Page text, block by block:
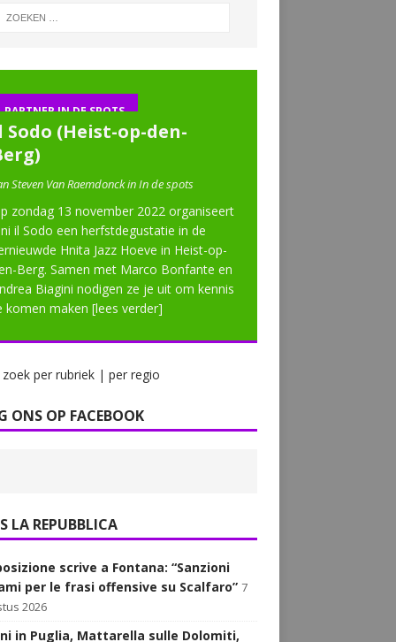
PARTNER IN DE SPOTS
Sodo (Heist-op-den-
Steven Van Raemdonck in In de spots
zondag 13 november 2022 organiseert
il Sodo een herfstdegustatie in de
Hnita Jazz Hoeve in Heist-op-
Berg. Samen met Marco Bonfante en
Biagini nodigen ze je uit om kennis
komen maken [lees verder]
per rubriek | per regio
ONS OP FACEBOOK
LA REPUBBLICA
scrive a Fontana: “Sanzioni
per le frasi offensive su Scalfaro” 7
2026
in Puglia, Mattarella sulle Dolomiti,